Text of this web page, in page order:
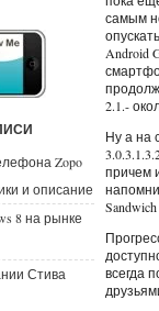
Zopo
и описание
8 на рынке
Стива
самым
Android
2.1.-
Ну а на
причем
всегда